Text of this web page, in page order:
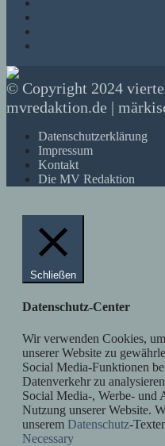
© Copyright 2024
mvredaktion.de |
Datenschutzerklärung
Impressum
Kontakt
Die MV Redaktion
Schließen
Datenschutz-Center
Wir verwenden Cookies,
unserer Website zu
Social Media-Funktionen
Datenverkehr zu
Social Media-, Werbe- und
Nutzung unserer Website.
unserem Datenschutz-
Necessary